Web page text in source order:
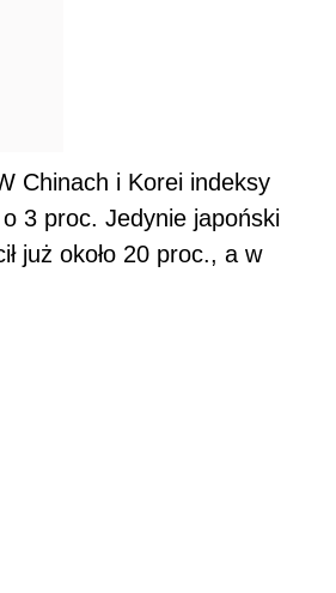
Chinach i Korei indeksy
3 proc. Jedynie japoński
już około 20 proc., a w